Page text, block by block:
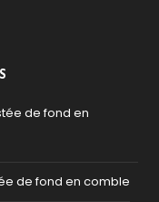
de fond en
de fond en comble